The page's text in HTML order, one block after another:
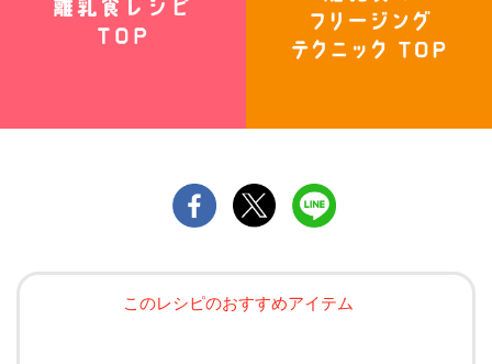
このレシピのおすすめアイテム